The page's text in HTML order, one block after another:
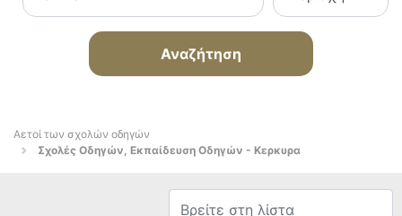
Αναζήτηση
Αετοί των σχολών οδηγών
Σχολές Οδηγών, Εκπαίδευση Οδηγών - Κερκυρα